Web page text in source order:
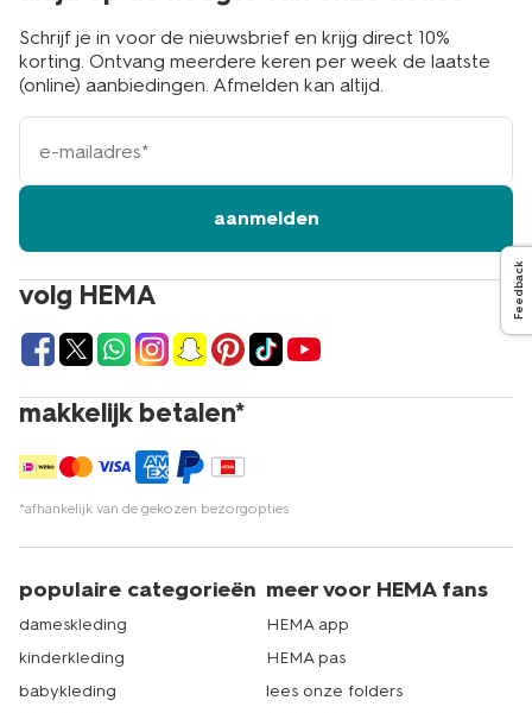
volg HEMA
makkelijk betalen*
*afhankelijk van de gekozen bezorgopties
Schrijf je in voor de nieuwsbrief en krijg direct 10%
korting. Ontvang meerdere keren per week de laatste
(online) aanbiedingen. Afmelden kan altijd.
e-
mailadres
aanmelden
populaire categorieën
dameskleding
kinderkleding
babykleding
meer voor HEMA fans
HEMA app
HEMA pas
lees onze folders
Feedback